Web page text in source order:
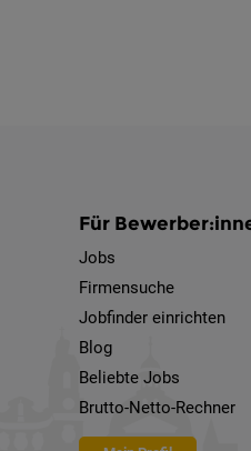
Für
Jobs
Firmensuche
Jobfinder einrichten
Blog
Beliebte Jobs
Brutto-Netto-Rechner